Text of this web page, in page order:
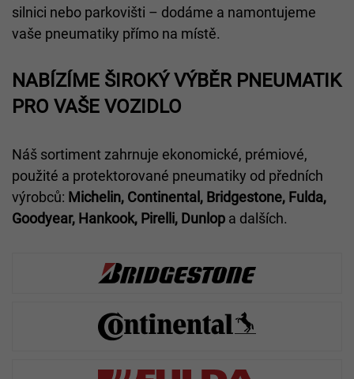
silnici nebo parkovišti – dodáme a namontujeme
vaše pneumatiky přímo na místě.
NABÍZÍME ŠIROKÝ VÝBĚR PNEUMATIK
PRO VAŠE VOZIDLO
Náš sortiment zahrnuje ekonomické, prémiové,
použité a protektorované pneumatiky od předních
výrobců: Michelin, Continental, Bridgestone, Fulda,
Goodyear, Hankook, Pirelli, Dunlop a dalších.